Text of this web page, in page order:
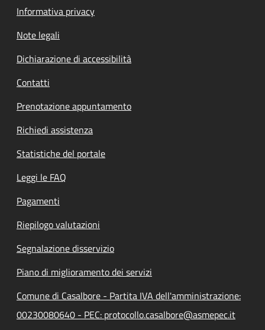
Informativa privacy
Note legali
Dichiarazione di accessibilità
Contatti
Prenotazione appuntamento
Richiedi assistenza
Statistiche del portale
Leggi le FAQ
Pagamenti
Riepilogo valutazioni
Segnalazione disservizio
Piano di miglioramento dei servizi
Comune di Casalbore - Partita IVA dell'amministrazione:
00230080640 - PEC: protocollo.casalbore@asmepec.it